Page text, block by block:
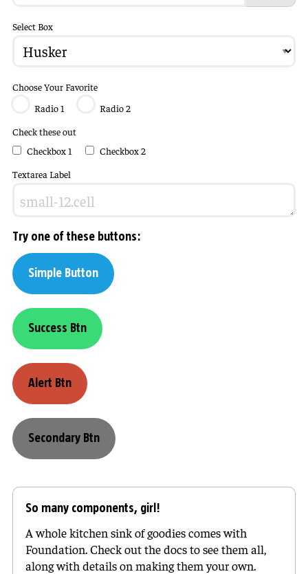
Select Box
Choose Your Favorite
Radio 1
Radio 2
Check these out
Checkbox 1
Checkbox 2
Textarea Label
Try one of these buttons:
Simple Button
Success Btn
Alert Btn
Secondary Btn
So many components, girl!
A whole kitchen sink of goodies comes with
Foundation. Check out the docs to see them all,
along with details on making them your own.